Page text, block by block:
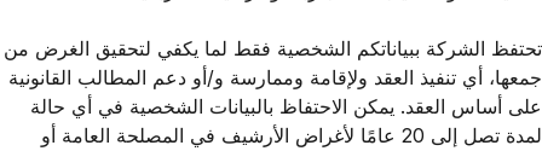
تحتفظ الشركة ببياناتكم الشخصية فقط لما يكفي لتحقيق الغرض من
جمعها، أي تنفيذ العقد ولإقامة وممارسة و/أو دعم المطالب القانونية
على أساس العقد. يمكن الاحتفاظ بالبيانات الشخصية في أي حالة
لمدة تصل إلى 20 عامًا لأغراض الأرشيف في المصلحة العامة أو